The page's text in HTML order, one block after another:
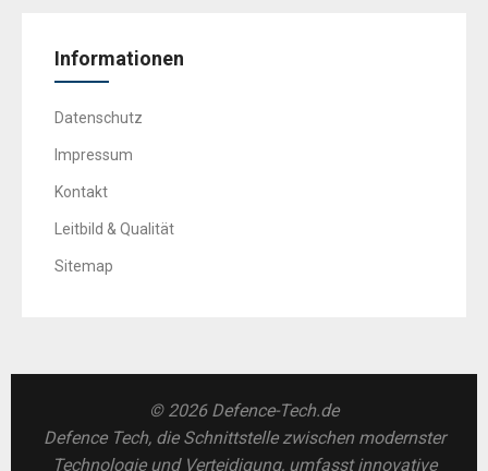
Informationen
Datenschutz
Impressum
Kontakt
Leitbild & Qualität
Sitemap
© 2026 Defence-Tech.de
Defence Tech, die Schnittstelle zwischen modernster
Technologie und Verteidigung, umfasst innovative